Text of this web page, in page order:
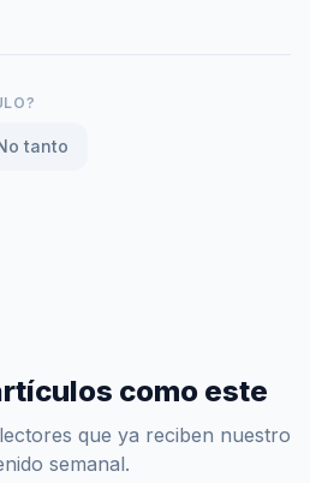
tanto
como este
que ya reciben nuestro
semanal.